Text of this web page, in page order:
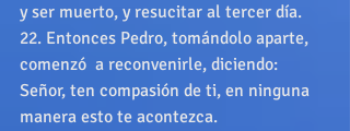
y ser muerto, y resucitar al tercer día.
22. Entonces Pedro, tomándolo aparte,
comenzó  a reconvenirle, diciendo:
Señor, ten compasión de ti, en ninguna
manera esto te acontezca.